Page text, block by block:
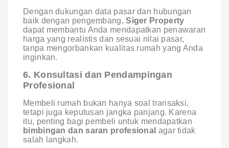
Dengan dukungan data pasar dan hubungan
baik dengan pengembang,Siger Property
dapat membantu Anda mendapatkan penawaran
harga yang realistis dan sesuai nilai pasar,
tanpa mengorbankan kualitas rumah yang Anda
inginkan.
6. Konsultasi dan Pendampingan
Profesional
Membeli rumah bukan hanya soal transaksi,
tetapi juga keputusan jangka panjang. Karena
itu, penting bagi pembeli untuk mendapatkan
bimbingan dan saran profesional agar tidak
salah langkah.